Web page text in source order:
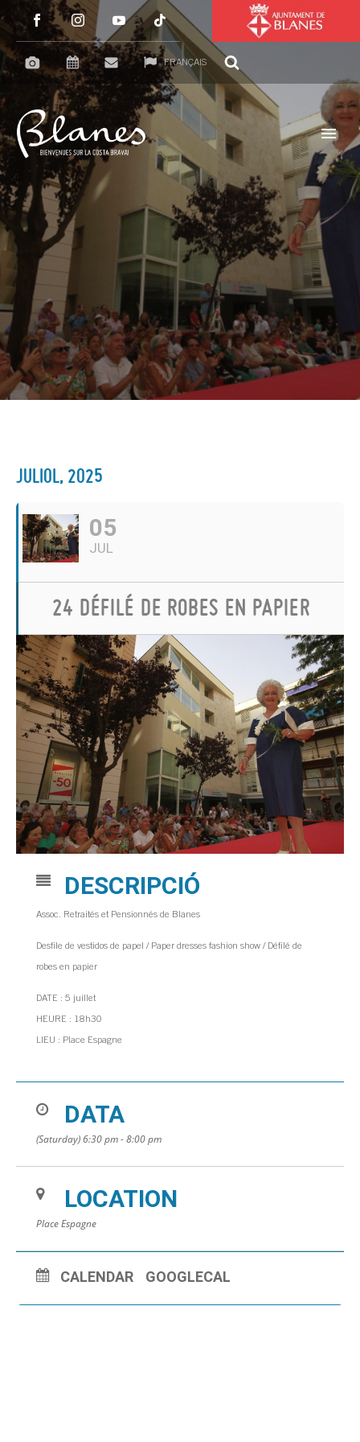
FRANÇAIS
JULIOL, 2025
05
JUL
24 DÉFILÉ DE ROBES EN PAPIER
DESCRIPCIÓ
Assoc. Retraités et Pensionnés de Blanes
Desfile de vestidos de papel / Paper dresses fashion show / Défilé de
robes en papier
DATE : 5 juillet
HEURE : 18h30
LIEU : Place Espagne
DATA
(Saturday) 6:30 pm - 8:00 pm
LOCATION
Place Espagne
CALENDAR GOOGLECAL